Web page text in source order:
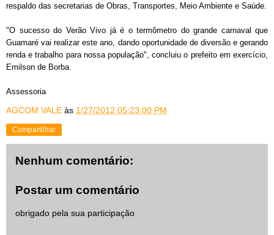
respaldo das secretarias de Obras, Transportes, Meio Ambiente e Saúde.
"O sucesso do Verão Vivo já é o termômetro do grande carnaval que
Guamaré vai realizar este ano, dando oportunidade de diversão e gerando
renda e trabalho para nossa população", concluiu o prefeito em exercício,
Emilson de Borba.
Assessoria
AGCOM VALE às 1/27/2012 05:23:00 PM
Compartilhar
Nenhum comentário:
Postar um comentário
obrigado pela sua participação